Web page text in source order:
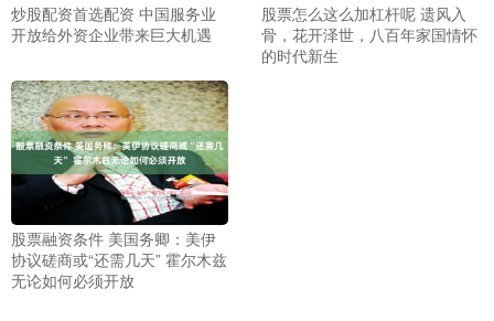
炒股配资首选配资 中国服务业
开放给外资企业带来巨大机遇
股票怎么这么加杠杆呢 遗风入
骨，花开泽世，八百年家国情怀
的时代新生
股票融资条件 美国务卿：美伊
协议磋商或“还需几天” 霍尔木兹
无论如何必须开放